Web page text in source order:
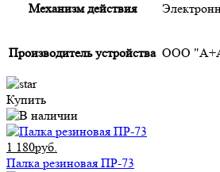
Механизм действия
Производитель устройства ООО
Купить
1 180руб.
Палка резиновая ПР-73